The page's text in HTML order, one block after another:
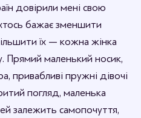
довірили мені свою
бажає зменшити
їх — кожна жінка
Прямий маленький носик,
привабливі пружні дівочі
погляд, маленька
залежить самопочуття,